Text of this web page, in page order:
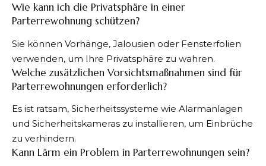
Wie kann ich die Privatsphäre in einer
Parterrewohnung schützen?
Sie können Vorhänge, Jalousien oder Fensterfolien
verwenden, um Ihre Privatsphäre zu wahren.
Welche zusätzlichen Vorsichtsmaßnahmen sind für
Parterrewohnungen erforderlich?
Es ist ratsam, Sicherheitssysteme wie Alarmanlagen
und Sicherheitskameras zu installieren, um Einbrüche
zu verhindern.
Kann Lärm ein Problem in Parterrewohnungen sein?